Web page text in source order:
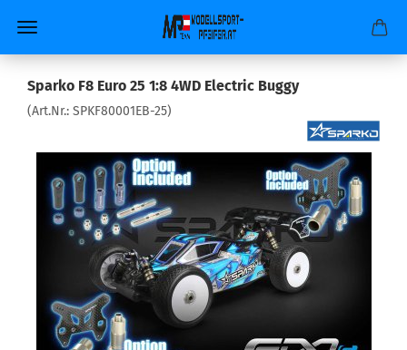
Sparko F8 Euro 25 1:8 4WD Electric Buggy
(Art.Nr.: SPKF80001EB-25)